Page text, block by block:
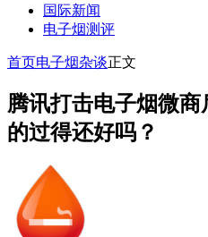
国际新闻
电子烟测评
首页电子烟杂谈正文
腾讯打击电子烟微
的过得还好吗？